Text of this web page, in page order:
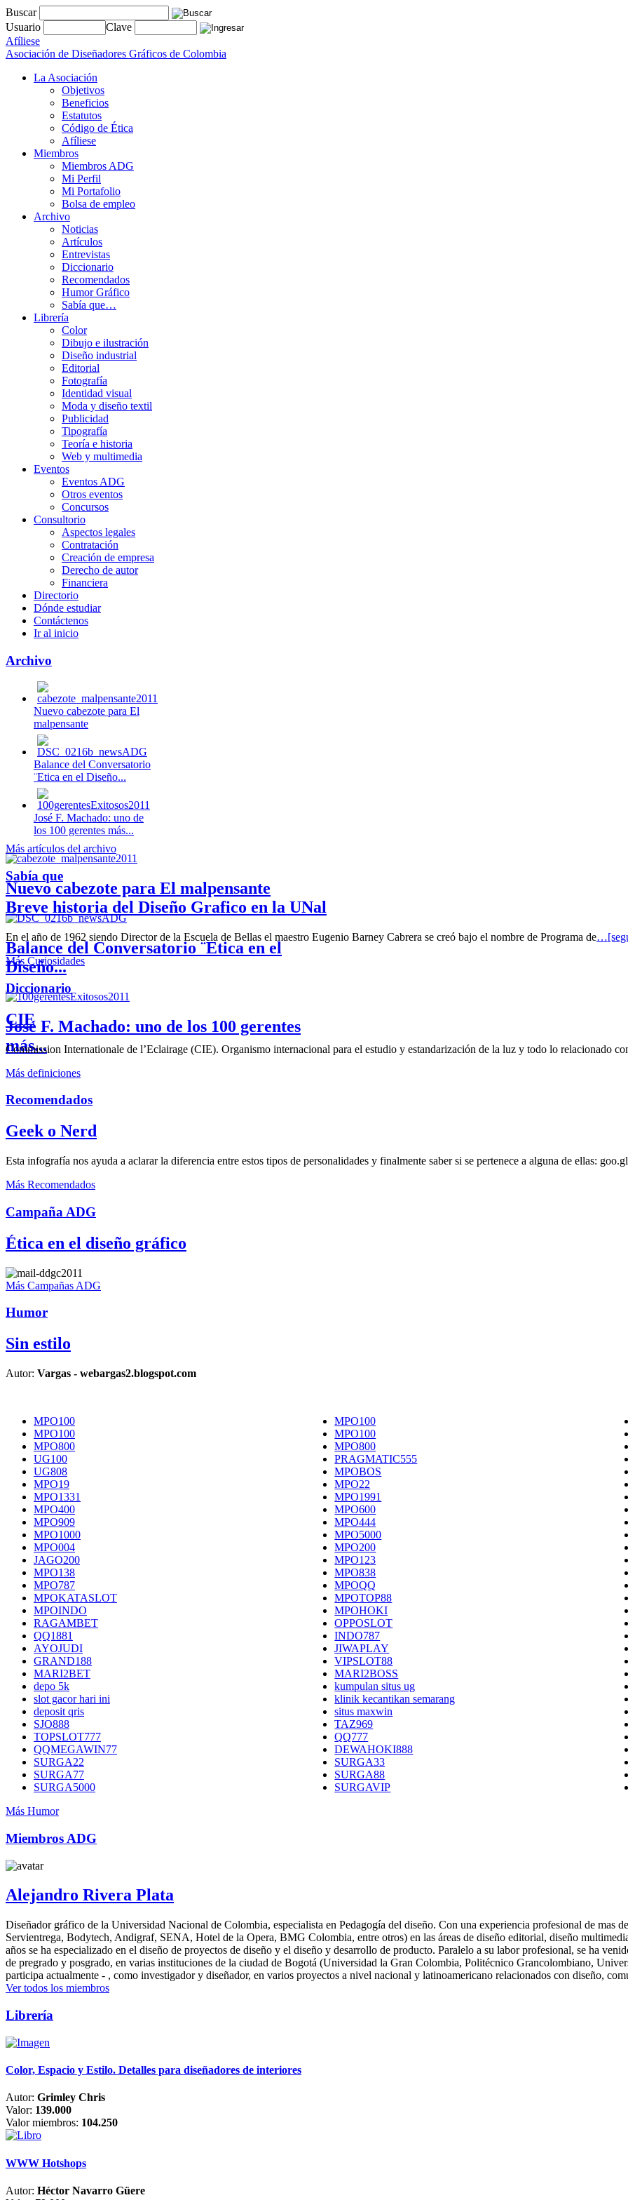
Buscar
Usuario
Clave
Afíliese
Asociación de Diseñadores Gráficos de Colombia
La Asociación
Objetivos
Beneficios
Estatutos
Código de Ética
Afíliese
Miembros
Miembros ADG
Mi Perfil
Mi Portafolio
Bolsa de empleo
Archivo
Noticias
Artículos
Entrevistas
Diccionario
Recomendados
Humor Gráfico
Sabía que…
Librería
Color
Dibujo e ilustración
Diseño industrial
Editorial
Fotografía
Identidad visual
Moda y diseño textil
Publicidad
Tipografía
Teoría e historia
Web y multimedia
Eventos
Eventos ADG
Otros eventos
Concursos
Consultorio
Aspectos legales
Contratación
Creación de empresa
Derecho de autor
Financiera
Directorio
Dónde estudiar
Contáctenos
Ir al inicio
Archivo
Nuevo cabezote para El
malpensante
Balance del Conversatorio
¨Etica en el Diseño...
José F. Machado: uno de
los 100 gerentes más...
Nuevo cabezote para El malpensante
Balance del Conversatorio ¨Etica en el
Diseño...
José F. Machado: uno de los 100 gerentes
más...
Más artículos del archivo
Sabía que
Breve historia del Diseño Grafico en la UNal
En el año de 1962 siendo Director de la Escuela de Bellas el maestro Eugenio Barney Cabrera se creó bajo el nombre de Programa de
Más Curiosidades
Diccionario
CIE
Commission Internationale de l’Eclairage (CIE). Organismo internacional para el estudio y estandarización de la luz y todo lo relacionado
Más definiciones
Recomendados
Geek o Nerd
Esta infografía nos ayuda a aclarar la diferencia entre estos tipos de personalidades y finalmente saber si se pertenece a alguna de ellas:
Más Recomendados
Campaña ADG
Ética en el diseño gráfico
Más Campañas ADG
Humor
Sin estilo
Autor: Vargas - webargas2.blogspot.com
MPO100 MPO100
MPO100
MPO100
MPO800
MPO800
UG100
PRAGMATIC555
UG808
MPOBOS
MPO19
MPO22
MPO1331
MPO1991
MPO400
MPO600
MPO909
MPO444
MPO1000
MPO5000
MPO004
MPO200
JAGO200
MPO123
MPO138
MPO838
MPO787
MPOQQ
MPOKATASLOT
MPOTOP88
MPOINDO
MPOHOKI
RAGAMBET
OPPOSLOT
QQ1881
INDO787
AYOJUDI
JIWAPLAY
GRAND188
VIPSLOT88
MARI2BET
MARI2BOSS
depo 5k
kumpulan situs ug
slot gacor hari ini
klinik kecantikan semarang
deposit qris
situs maxwin
SJO888
TAZ969
TOPSLOT777
QQ777
QQMEGAWIN77
DEWAHOKI888
SURGA22
SURGA33
SURGA77
SURGA88
SURGA5000
SURGAVIP
Más Humor
Miembros ADG
Alejandro Rivera Plata
Diseñador gráfico de la Universidad Nacional de Colombia, especialista en Pedagogía del diseño. Con una experiencia profesional de mas
Servientrega, Bodytech, Andigraf, SENA, Hotel de la Opera, BMG Colombia, entre otros) en las áreas de diseño editorial, diseño
años se ha especializado en el diseño de proyectos de diseño y el diseño y desarrollo de producto. Paralelo a su labor profesional, se ha
de pregrado y posgrado, en varias instituciones de la ciudad de Bogotá (Universidad la Gran Colombia, Politécnico Grancolombiano,
participa actualmente - , como investigador y diseñador, en varios proyectos a nivel nacional y latinoamericano relacionados con diseño,
Ver todos los miembros
Librería
Color, Espacio y Estilo. Detalles para diseñadores de interiores
Autor: Grimley Chris
Valor: 139.000
Valor miembros: 104.250
WWW Hotshops
Autor: Héctor Navarro Güere